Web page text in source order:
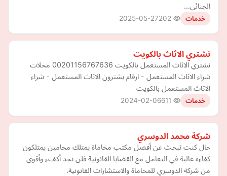
الجنائي…
خدمات 2025-05-27
نشتري الاثاث بالكويت
نشتري الاثاث المستعمل بالكويت 00201156767636 محلات
شراء الاثاث المستعمل - ارقام يشترون الاثاث المستعمل - شراء
الاثاث المستعمل بالكويت
خدمات 2024-02-06
شركة محمد الدوسري
حال كنت تبحث عن أفضل مكتب محاماة يمتلك محامين يمتلكون
كفاءة عالية في التعامل مع القضايا القانونية فلن تجد أكفء وأقوى
من شركة الدوسري للمحاماة والاستشارات القانونية.